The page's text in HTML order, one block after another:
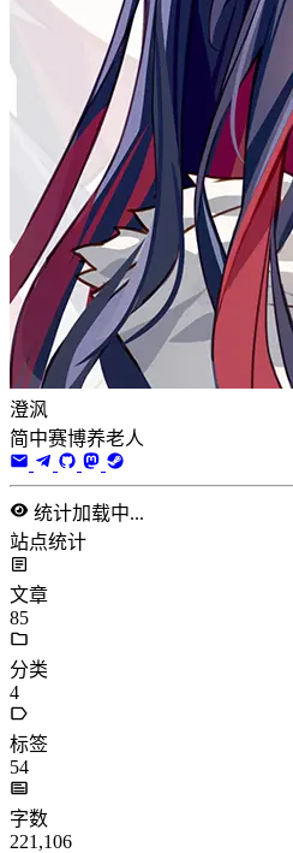
澄沨
简中赛博养老人
统计加载中...
站点统计
文章
85
分类
4
标签
54
字数
221,106